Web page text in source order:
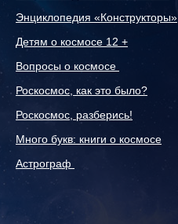
Энциклопедия «Конструкторы»
Детям о космосе 12 +
Вопросы о космосе
Роскосмос, как это было?
Роскосмос, разберись!
Много букв: книги о космосе
Астрограф